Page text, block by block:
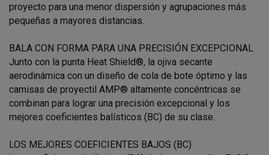
proyecto para una menor dispersión y agrupaciones más
pequeñas a mayores distancias.
BALA CON FORMA PARA UNA PRECISIÓN EXCEPCIONAL
Junto con la punta Heat Shield®, la ojiva secante
aerodinámica con un diseño de cola de bote óptimo y las
camisas de proyectil AMP® altamente concéntricas se
combinan para lograr una precisión excepcional y los
mejores coeficientes balísticos (BC) de su clase.
LOS MEJORES COEFICIENTES BAJOS (BC)